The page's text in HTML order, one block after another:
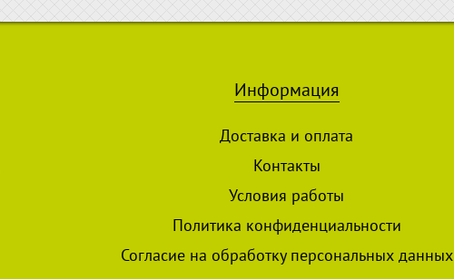
Информация
Доставка и оплата
Контакты
Условия работы
Политика конфиденциальности
Согласие на обработку персональных данных